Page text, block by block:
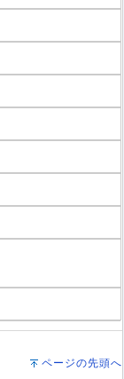
ページの先頭へ